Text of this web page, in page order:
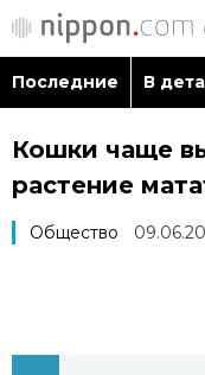
Последние
Факты о Японии
Последние В
Кошки чаще
растение
Общество